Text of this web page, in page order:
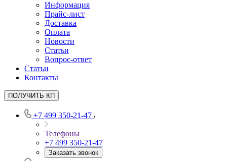
Информация
Прайс-лист
Доставка
Оплата
Новости
Статьи
Вопрос-ответ
Статьи
Контакты
ПОЛУЧИТЬ КП
+7 499 350-21-47
Телефоны
+7 499 350-21-47
Заказать звонок